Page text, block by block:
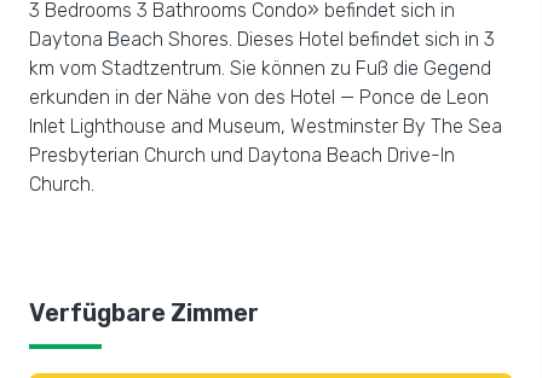
3 Bedrooms 3 Bathrooms Condo» befindet sich in
Daytona Beach Shores. Dieses Hotel befindet sich in 3
km vom Stadtzentrum. Sie können zu Fuß die Gegend
erkunden in der Nähe von des Hotel — Ponce de Leon
Inlet Lighthouse and Museum, Westminster By The Sea
Presbyterian Church und Daytona Beach Drive-In
Church.
Verfügbare Zimmer